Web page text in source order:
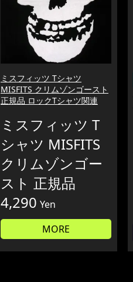
ミスフィッツ Tシャツ
MISFITS クリムゾンゴースト
正規品 ロックTシャツ関連
ミスフィッツ T
シャツ MISFITS
クリムゾンゴー
スト 正規品
4,290 Yen
MORE